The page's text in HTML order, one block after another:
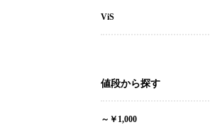
ViS
値段から探す
～￥1,000